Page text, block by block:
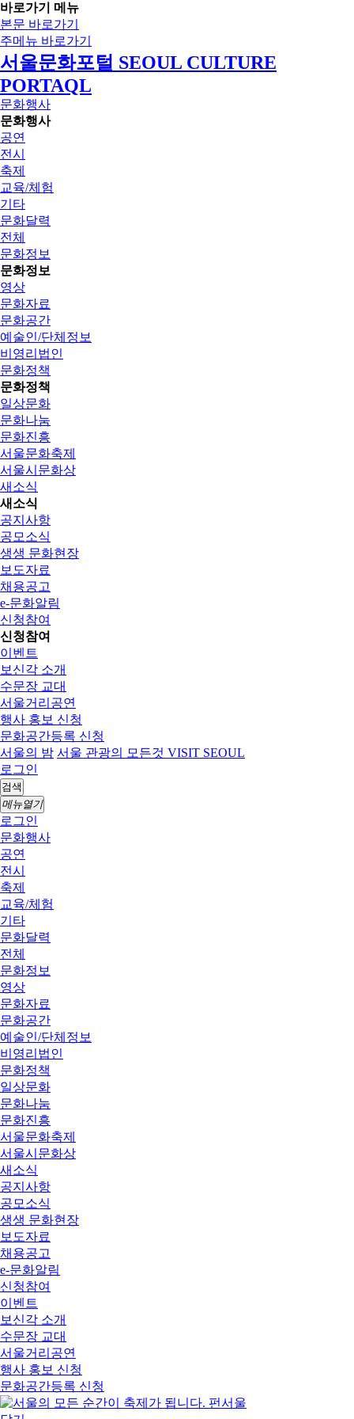
바로가기 메뉴
본문 바로가기
주메뉴 바로가기
서울문화포털 SEOUL CULTURE
PORTAQL
문화행사
문화행사
공연
전시
축제
교육/체험
기타
문화달력
전체
문화정보
문화정보
영상
문화자료
문화공간
예술인/단체정보
비영리법인
문화정책
문화정책
일상문화
문화나눔
문화진흥
서울문화축제
서울시문화상
새소식
새소식
공지사항
공모소식
생생 문화현장
보도자료
채용공고
e-문화알림
신청참여
신청참여
이벤트
보신각 소개
수문장 교대
서울거리공연
행사 홍보 신청
문화공간등록 신청
서울의 밤 서울 관광의 모든것 VISIT SEOUL
로그인
검색
메뉴열기
로그인
문화행사
공연
전시
축제
교육/체험
기타
문화달력
전체
문화정보
영상
문화자료
문화공간
예술인/단체정보
비영리법인
문화정책
일상문화
문화나눔
문화진흥
서울문화축제
서울시문화상
새소식
공지사항
공모소식
생생 문화현장
보도자료
채용공고
e-문화알림
신청참여
이벤트
보신각 소개
수문장 교대
서울거리공연
행사 홍보 신청
문화공간등록 신청